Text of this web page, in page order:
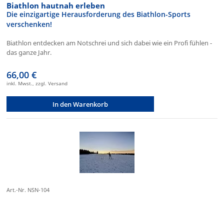
Biathlon hautnah erleben
Die einzigartige Herausforderung des Biathlon-Sports
verschenken!
Biathlon entdecken am Notschrei und sich dabei wie ein Profi fühlen -
das ganze Jahr.
66,00 €
inkl. Mwst., zzgl. Versand
In den Warenkorb
Art.-Nr. NSN-104